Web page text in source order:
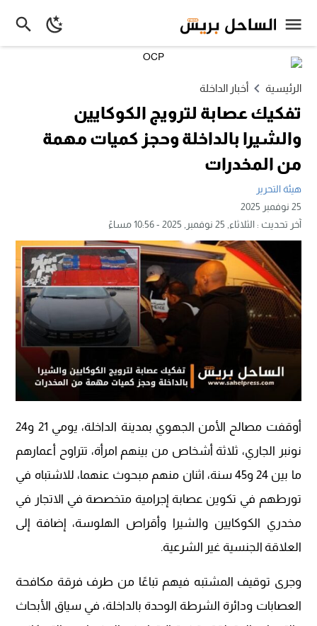
الرئيسية أخبار الداخلة
تفكيك عصابة لترويج الكوكايين
والشيرا بالداخلة وحجز كميات مهمة
من المخدرات
هيئة التحرير
25 نوفمبر 2025
آخر تحديث :الثلاثاء, 25 نوفمبر, 2025 - 10:56 مساءً
أوقفت مصالح الأمن الجهوي بمدينة الداخلة، يومي 21 و24
نونبر الجاري، ثلاثة أشخاص من بينهم امرأة، تتراوح أعمارهم
ما بين 24 و45 سنة، اثنان منهم مبحوث عنهما، للاشتباه في
تورطهم في تكوين عصابة إجرامية متخصصة في الاتجار في
مخدري الكوكايين والشيرا وأقراص الهلوسة، إضافة إلى
العلاقة الجنسية غير الشرعية.
وجرى توقيف المشتبه فيهم تباعًا من طرف فرقة مكافحة
العصابات ودائرة الشرطة الوحدة بالداخلة، في سياق الأبحاث